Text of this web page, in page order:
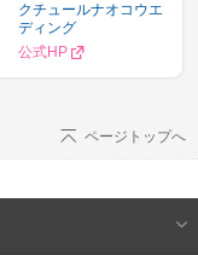
クチュールナオコウエ
ディング
公式HP
ページトップへ